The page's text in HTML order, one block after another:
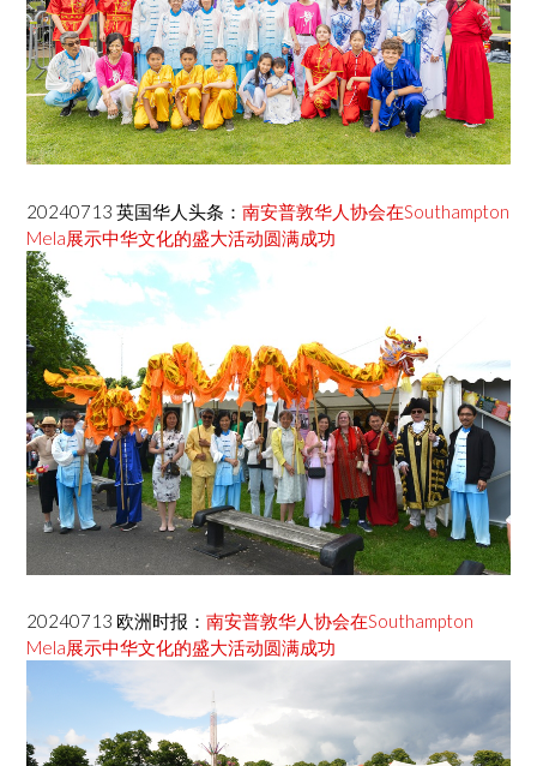
20240713 英国华人头条： 南安普敦华人协会在Southampton
Mela展示中华文化的盛大活动圆满成功
20240713 欧洲时报： 南安普敦华人协会在Southampton
Mela展示中华文化的盛大活动圆满成功